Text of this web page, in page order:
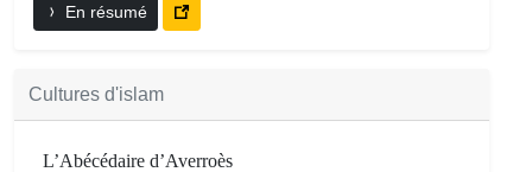
En résumé
Cultures d'islam
L’Abécédaire d’Averroès